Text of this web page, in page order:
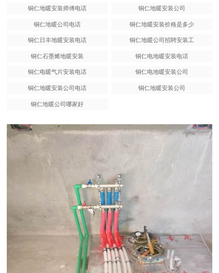
铜仁地暖安装师傅电话 铜仁地暖安装公司
铜仁地暖公司电话 铜仁地暖安装价格是多少
铜仁日丰地暖安装电话 铜仁地暖公司招聘安装工
铜仁石墨烯地暖安装 铜仁电地暖安装电话
铜仁电暖气片安装电话 铜仁电地暖安装公司
铜仁地暖安装公司电话 铜仁地暖安装公司
铜仁地暖公司哪家好